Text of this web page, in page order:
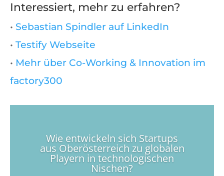
Interessiert, mehr zu erfahren?
• Sebastian Spindler auf LinkedIn
• Testify Webseite
• Mehr über Co-Working & Innovation im
factory300
Wie entwickeln sich Startups
aus Oberösterreich zu globalen
Playern in technologischen
Nischen?